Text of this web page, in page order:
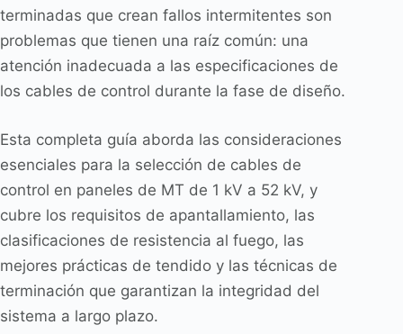
terminadas que crean fallos intermitentes son
problemas que tienen una raíz común: una
atención inadecuada a las especificaciones de
los cables de control durante la fase de diseño.
Esta completa guía aborda las consideraciones
esenciales para la selección de cables de
control en paneles de MT de 1 kV a 52 kV, y
cubre los requisitos de apantallamiento, las
clasificaciones de resistencia al fuego, las
mejores prácticas de tendido y las técnicas de
terminación que garantizan la integridad del
sistema a largo plazo.